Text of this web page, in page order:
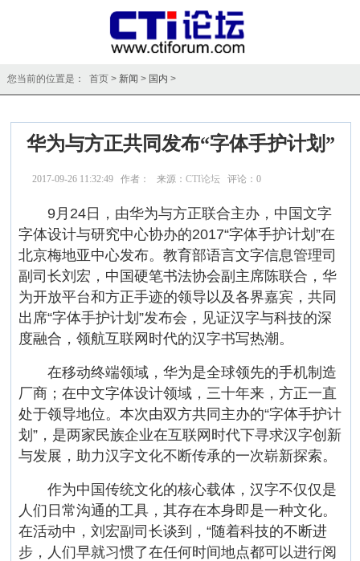
您当前的位置是： 首页 > 新闻 > 国内 >
华为与方正共同发布“字体手护计划”
2017-09-26 11:32:49 作者： 来源：CTI论坛 评论：0
9月24日，由华为与方正联合主办，中国文字
字体设计与研究中心协办的2017“字体手护计划”在
北京梅地亚中心发布。教育部语言文字信息管理司
副司长刘宏，中国硬笔书法协会副主席陈联合，华
为开放平台和方正手迹的领导以及各界嘉宾，共同
出席“字体手护计划”发布会，见证汉字与科技的深
度融合，领航互联网时代的汉字书写热潮。
在移动终端领域，华为是全球领先的手机制造
厂商；在中文字体设计领域，三十年来，方正一直
处于领导地位。本次由双方共同主办的“字体手护计
划”，是两家民族企业在互联网时代下寻求汉字创新
与发展，助力汉字文化不断传承的一次崭新探索。
作为中国传统文化的核心载体，汉字不仅仅是
人们日常沟通的工具，其存在本身即是一种文化。
在活动中，刘宏副司长谈到，“随着科技的不断进
步，人们早就习惯了在任何时间地点都可以进行阅